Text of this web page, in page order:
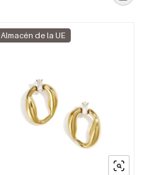
Almacén de la UE